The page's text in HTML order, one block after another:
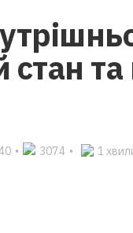
стан
• 3074 • 1